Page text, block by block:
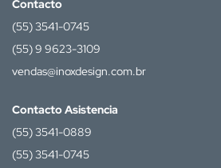
Contacto
(55) 3541-0745
(55) 9 9623-3109
vendas@inoxdesign.com.br
Contacto Asistencia
(55) 3541-0889
(55) 3541-0745